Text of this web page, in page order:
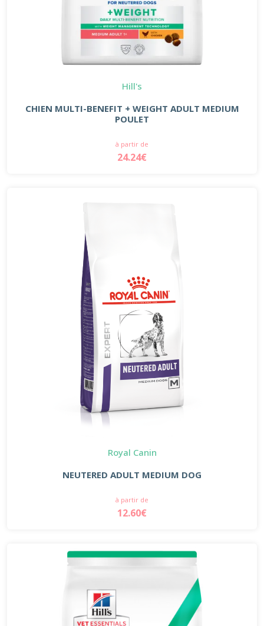
Hill's
CHIEN MULTI-BENEFIT + WEIGHT ADULT MEDIUM
POULET
à partir de
24.24€
Royal Canin
NEUTERED ADULT MEDIUM DOG
à partir de
12.60€